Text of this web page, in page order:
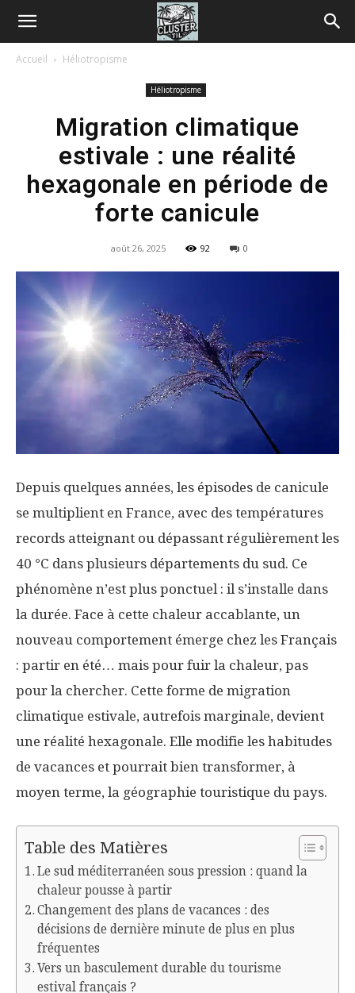
Accueil Héliotropisme
Héliotropisme
Migration climatique
estivale : une réalité
hexagonale en période de
forte canicule
août 26, 2025 92 0
Depuis quelques années, les épisodes de canicule
se multiplient en France, avec des températures
records atteignant ou dépassant régulièrement les
40 °C dans plusieurs départements du sud. Ce
phénomène n’est plus ponctuel : il s’installe dans
la durée. Face à cette chaleur accablante, un
nouveau comportement émerge chez les Français
: partir en été… mais pour fuir la chaleur, pas
pour la chercher. Cette forme de migration
climatique estivale, autrefois marginale, devient
une réalité hexagonale. Elle modifie les habitudes
de vacances et pourrait bien transformer, à
moyen terme, la géographie touristique du pays.
Table des Matières
Le sud méditerranéen sous pression : quand la
chaleur pousse à partir
Changement des plans de vacances : des
décisions de dernière minute de plus en plus
fréquentes
Vers un basculement durable du tourisme
estival français ?